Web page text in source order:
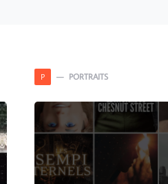
P PORTRAITS